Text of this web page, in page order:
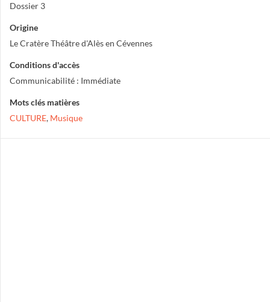
Dossier 3
Origine
Le Cratère Théâtre d'Alès en Cévennes
Conditions d'accès
Communicabilité : Immédiate
Mots clés matières
CULTURE, Musique